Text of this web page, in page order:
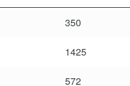
350
1425
572